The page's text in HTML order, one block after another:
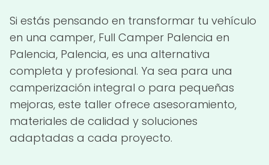
Si estás pensando en transformar tu vehículo
en una camper, Full Camper Palencia en
Palencia, Palencia, es una alternativa
completa y profesional. Ya sea para una
camperización integral o para pequeñas
mejoras, este taller ofrece asesoramiento,
materiales de calidad y soluciones
adaptadas a cada proyecto.